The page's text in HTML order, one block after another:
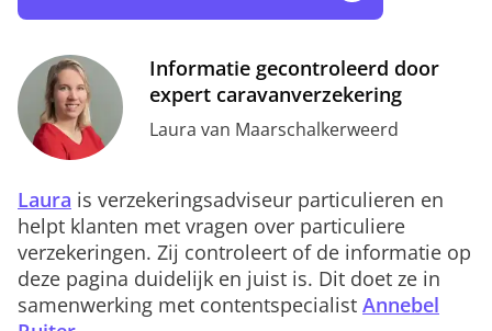
Informatie gecontroleerd door
expert caravanverzekering
Laura van Maarschalkerweerd
Laura is verzekeringsadviseur particulieren en
helpt klanten met vragen over particuliere
verzekeringen. Zij controleert of de informatie op
deze pagina duidelijk en juist is. Dit doet ze in
samenwerking met contentspecialist Annebel